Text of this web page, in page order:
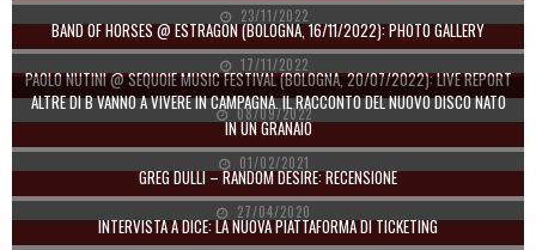
23/11/2022
BAND OF HORSES @ ESTRAGON (BOLOGNA, 16/11/2022): PHOTO GALLERY
17/11/2022
PAOLO NUTINI @ SEQUOIE MUSIC FESTIVAL (BOLOGNA, 20/07/2022): LIVE REPORT
08/09/2022
ALTRE DI B VANNO A VIVERE IN CAMPAGNA. IL RACCONTO DEL NUOVO DISCO NATO
IN UN GRANAIO
01/02/2021
GREG DULLI – RANDOM DESIRE: RECENSIONE
27/04/2020
INTERVISTA A DICE: LA NUOVA PIATTAFORMA DI TICKETING